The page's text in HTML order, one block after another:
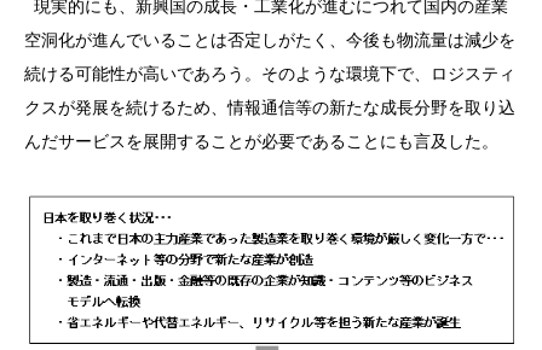
現実的にも、新興国の成長・工業化が進むにつれて国内の産業
空洞化が進んでいることは否定しがたく、今後も物流量は減少を
続ける可能性が高いであろう。そのような環境下で、ロジスティ
クスが発展を続けるため、情報通信等の新たな成長分野を取り込
んだサービスを展開することが必要であることにも言及した。